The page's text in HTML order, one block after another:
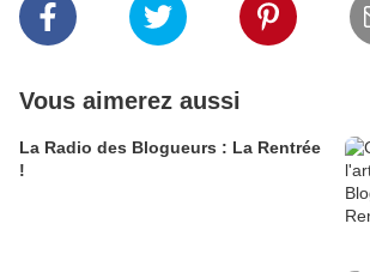
Vous aimerez aussi
La Radio des Blogueurs : La Rentrée
!